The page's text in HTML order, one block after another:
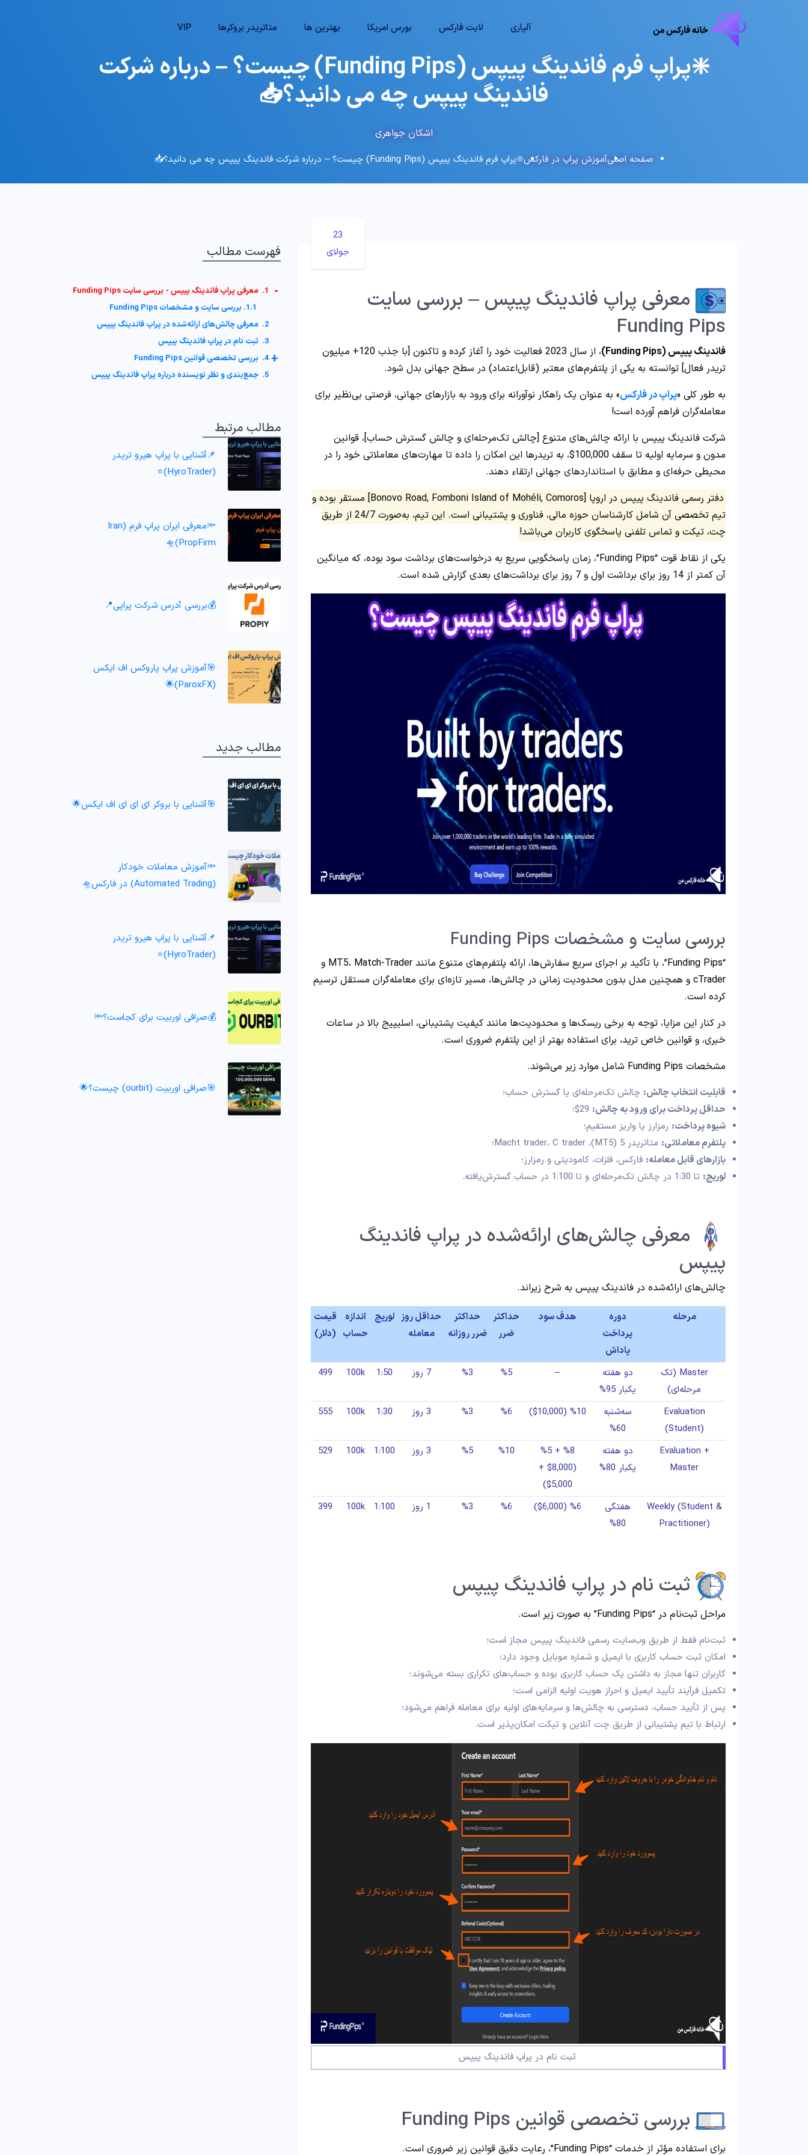
آلپاری لایت فارکس بورس امریکا بهترین ها متاتریدر بروکرها VIP
❇️پراپ فرم فاندینگ پیپس (Funding Pips) چیست؟ – درباره شرکت
فاندینگ پیپس چه می دانید؟📥
اشکان جواهری
صفحه اصلیآموزش پراپ در فارکس❇️پراپ فرم فاندینگ پیپس (Funding Pips) چیست؟ – درباره شرکت فاندینگ پیپس چه می دانید؟📥
23
جولای
معرفی پراپ فاندینگ پیپس – بررسی سایت
Funding Pips
فاندینگ پیپس (Funding Pips)
، از سال 2023 فعالیت خود را آغاز کرده و تاکنون [با جذب 120+ میلیون
تریدر فعال] توانسته به یکی از پلتفرم‌های معتبر (قابل‌اعتماد) در سطح جهانی بدل شود.
به طور کلی «پراپ در فارکس» به عنوان یک راهکار نوآورانه برای ورود به بازارهای جهانی، فرصتی بی‌نظیر برای
معامله‌گران فراهم آورده است!
شرکت فاندینگ پیپس با ارائه چالش‌های متنوع [چالش تک‌مرحله‌ای و چالش گسترش حساب]، قوانین
مدون و سرمایه اولیه تا سقف 100,000$، به تریدرها این امکان را داده تا مهارت‌های معاملاتی خود را در
محیطی حرفه‌ای و مطابق با استانداردهای جهانی ارتقاء دهند.
دفتر رسمی فاندینگ پیپس در اروپا [Bonovo Road, Fomboni Island of Mohéli, Comoros] مستقر بوده و
تیم تخصصی آن شامل کارشناسان حوزه مالی، فناوری و پشتیبانی است. این تیم، به‌صورت 24/7 از طریق
چت، تیکت و تماس تلفنی پاسخگوی کاربران می‌باشد!
یکی از نقاط قوت “Funding Pips”، زمان پاسخگویی سریع به درخواست‌های برداشت سود بوده، که میانگین
آن کمتر از 14 روز برای برداشت اول و 7 روز برای برداشت‌های بعدی گزارش شده است.
بررسی سایت و مشخصات Funding Pips
“Funding Pips”، با تأکید بر اجرای سریع سفارش‌ها، ارائه پلتفرم‌های متنوع مانند MT5، Match-Trader و
cTrader و همچنین مدل بدون محدودیت زمانی در چالش‌ها، مسیر تازه‌ای برای معامله‌گران مستقل ترسیم
کرده است.
در کنار این مزایا، توجه به برخی ریسک‌ها و محدودیت‌ها مانند کیفیت پشتیبانی، اسلیپیج بالا در ساعات
خبری، و قوانین خاص ترید، برای استفاده بهتر از این پلتفرم ضروری است.
مشخصات Funding Pips شامل موارد زیر می‌شوند.
قابلیت انتخاب چالش: چالش تک‌مرحله‌ای یا گسترش حساب؛
حداقل پرداخت برای ورود به چالش:
شیوه پرداخت: رمزارز یا واریز مستقیم؛
پلتفرم معاملاتی: متاتریدر 5 (MT5)، Macht trader، C trader؛
بازارهای قابل معامله: فارکس، فلزات، کامودیتی و رمزارز؛
لوریج: تا 1:30 در چالش تک‌مرحله‌ای و تا 1:100 در حساب گسترش‌یافته.
معرفی چالش‌های ارائه‌شده در پراپ فاندینگ
پیپس
چالش‌های ارائه‌شده در فاندینگ پیپس به شرح زیراند.
مرحله
دوره
پرداخت
پاداش
هدف سود
حداکثر
ضرر
حداکثر
ضرر روزانه
حداقل روز
معامله
لوریج
اندازه
حساب
قیمت
(دلار)
Master (تک
مرحله‌ای)
دو هفته
یکبار 95%
–
%5
%3 7 روز 1:50
100k
499
Evaluation
(Student)
سه‌شنبه
60%
%10 ($10,000)
%6
%3 3 روز 1:30
100k
555
Evaluation +
Master
دو هفته
یکبار 80%
%8 + %5
($8,000 +
$5,000)
%10
%5 3 روز 1:100
100k
529
Weekly (Student &
Practitioner)
هفتگی
80%
%6 ($6,000)
%6
%3 1 روز 1:100
100k
399
ثبت نام در پراپ فاندینگ پیپس
مراحل ثبت‌نام در “Funding Pips” به صورت زیر است.
ثبت‌نام فقط از طریق وب‌سایت رسمی فاندینگ پیپس مجاز است؛
امکان ثبت حساب کاربری با ایمیل و شماره موبایل وجود دارد؛
کاربران تنها مجاز به داشتن یک حساب کاربری بوده و حساب‌های تکراری بسته می‌شوند؛
تکمیل فرآیند تأیید ایمیل و احراز هویت اولیه الزامی است؛
پس از تأیید حساب، دسترسی به چالش‌ها و سرمایه‌های اولیه برای معامله فراهم می‌شود؛
ارتباط با تیم پشتیبانی از طریق چت آنلاین و تیکت امکان‌پذیر است.
ثبت نام در پراپ فاندینگ پیپس
بررسی تخصصی قوانین Funding Pips
برای استفاده مؤثر از خدمات “Funding Pips”، رعایت دقیق قوانین زیر ضروری است.
فهرست مطالب
1. معرفی پراپ فاندینگ پیپس - بررسی سایت Funding Pips -
1.1. بررسی سایت و مشخصات Funding Pips
2. معرفی چالش‌های ارائه‌شده در پراپ فاندینگ پیپس
3. ثبت نام در پراپ فاندینگ پیپس
4. بررسی تخصصی قوانین Funding Pips +
5. جمع‌بندی و نظر نویسنده درباره پراپ فاندینگ پیپس
مطالب مرتبط
📌آشنایی با پراپ هیرو تریدر
(HyroTrader)⭐️
🔦معرفی ایران پراپ فرم (Iran
PropFirm)🛸
💰بررسی آدرس شرکت پراپی📍
🎯آموزش پراپ پاروکس اف ایکس
(ParoxFX)🌟
مطالب جدید
🎯آشنایی با بروکر ای ای ای اف ایکس🌟
🔦آموزش معاملات خودکار
(Automated Trading) در فارکس🛸
📌آشنایی با پراپ هیرو تریدر
(HyroTrader)⭐️
💰صرافی اوربیت برای کجاست؟🔦
🎯صرافی اوربیت (ourbit) چیست؟🌟